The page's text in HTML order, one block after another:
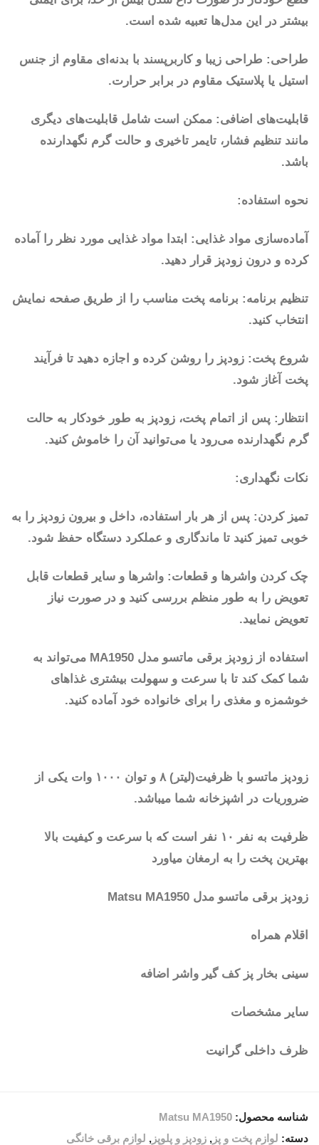
بیشتر در این مدل‌ها تعبیه شده است.
طراحی: طراحی زیبا و کاربرپسند با بدنه‌ای مقاوم از جنس
استیل یا پلاستیک مقاوم در برابر حرارت.
قابلیت‌های اضافی: ممکن است شامل قابلیت‌های دیگری
مانند تنظیم فشار، تایمر تاخیری و حالت گرم نگهدارنده
باشد.
نحوه استفاده:
آماده‌سازی مواد غذایی: ابتدا مواد غذایی مورد نظر را آماده
کرده و درون زودپز قرار دهید.
تنظیم برنامه: برنامه پخت مناسب را از طریق صفحه نمایش
انتخاب کنید.
شروع پخت: زودپز را روشن کرده و اجازه دهید تا فرآیند
پخت آغاز شود.
انتظار: پس از اتمام پخت، زودپز به طور خودکار به حالت
گرم نگهدارنده می‌رود یا می‌توانید آن را خاموش کنید.
نکات نگهداری:
تمیز کردن: پس از هر بار استفاده، داخل و بیرون زودپز را به
خوبی تمیز کنید تا ماندگاری و عملکرد دستگاه حفظ شود.
چک کردن واشرها و قطعات: واشرها و سایر قطعات قابل
تعویض را به طور منظم بررسی کنید و در صورت نیاز
تعویض نمایید.
استفاده از زودپز برقی ماتسو مدل MA1950 می‌تواند به
شما کمک کند تا با سرعت و سهولت بیشتری غذاهای
خوشمزه و مغذی را برای خانواده خود آماده کنید.
زودپز ماتسو با ظرفیت(لیتر) ۸ و توان ۱۰۰۰ وات یکی از
ضروریات در اشپزخانه شما میباشد.
ظرفیت به نفر ۱۰ نفر است که با سرعت و کیفیت بالا
بهترین پخت را به ارمغان میاورد
زودپز برقی ماتسو مدل Matsu MA1950
اقلام همراه
سینی بخار پز کف گیر واشر اضافه
سایر مشخصات
ظرف داخلی گرانیت
شناسه محصول: Matsu MA1950
دسته: لوازم پخت و پز , زودپز و پلوپز , لوازم برقی خانگی